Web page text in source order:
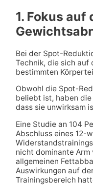
1. Fokus auf
Bei der Spot-
Technik, die sich auf
bestimmten
Obwohl die Spot-
beliebt ist, haben
dass sie unwirksam
Eine Studie an 104
Abschluss eines 12-
nicht dominante
allgemeinen
Auswirkungen auf
Trainingsbereich